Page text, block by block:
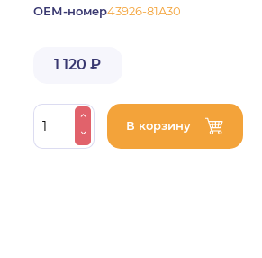
ОЕМ-номер43926-81A30
1 120 ₽
В корзину